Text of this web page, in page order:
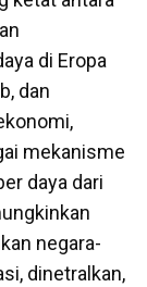
di Eropa
dan
mekanisme
daya dari
negara-
dinetralkan,